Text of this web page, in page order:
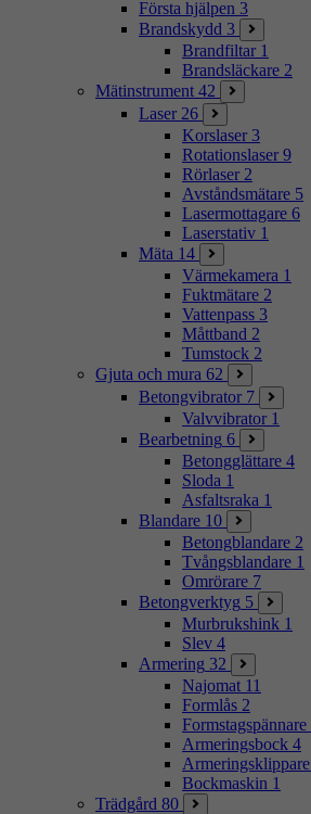
Första hjälpen 3
Brandskydd 3
Brandfiltar 1
Brandsläckare 2
Mätinstrument 42
Laser 26
Korslaser 3
Rotationslaser 9
Rörlaser 2
Avståndsmätare 5
Lasermottagare 6
Laserstativ 1
Mäta 14
Värmekamera 1
Fuktmätare 2
Vattenpass 3
Måttband 2
Tumstock 2
Gjuta och mura 62
Betongvibrator 7
Valvvibrator 1
Bearbetning 6
Betongglättare 4
Sloda 1
Asfaltsraka 1
Blandare 10
Betongblandare 2
Tvångsblandare 1
Omrörare 7
Betongverktyg 5
Murbrukshink 1
Slev 4
Armering 32
Najomat 11
Formlås 2
Formstagspännare
Armeringsbock 4
Armeringsklippare
Bockmaskin 1
Trädgård 80